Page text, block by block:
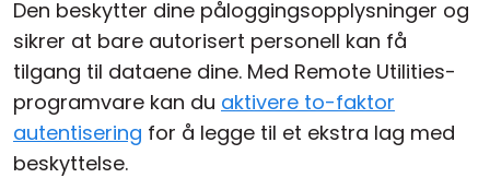
Den beskytter dine påloggingsopplysninger og
sikrer at bare autorisert personell kan få
tilgang til dataene dine. Med Remote Utilities-
programvare kan du aktivere to-faktor
autentisering for å legge til et ekstra lag med
beskyttelse.